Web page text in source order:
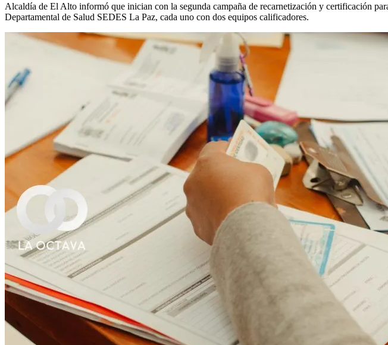
Alcaldía de El Alto informó que inician con la segunda campaña de recarnetización y certificación
Departamental de Salud SEDES La Paz, cada uno con dos equipos calificadores.